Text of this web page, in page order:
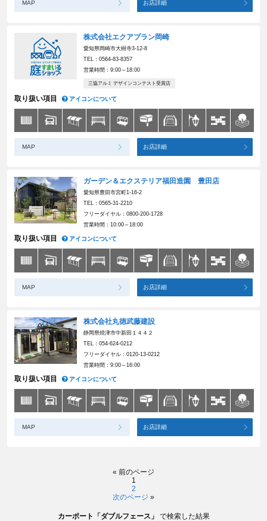
MAP お店詳細
株式会社エクアプラン岡崎
愛知県岡崎市大樹寺3-12-8
TEL：0564-83-8357
営業時間：9:00～18:00
三協アルミ デザインコンテスト受賞店
取り扱い項目 アイコンについて
MAP お店詳細
ガーデン＆エクステリア福田造園 豊田店
愛知県豊田市宮町1-16-2
TEL：0565-31-2210
フリーダイヤル：0800-200-1728
営業時間：10:00～18:00
取り扱い項目 アイコンについて
MAP お店詳細
株式会社丸徳武藤建設
静岡県焼津市中新田１４４２
TEL：054-624-0212
フリーダイヤル：0120-13-0212
営業時間：9:00～16:00
取り扱い項目 アイコンについて
MAP お店詳細
« 前のページ
1
2
次のページ »
カーポート「ダブルフェース」 で検索した結果